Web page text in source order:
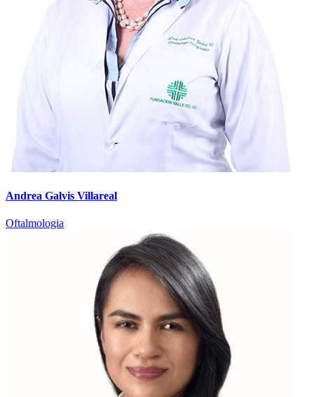
Andrea Galvis Villareal
Oftalmologia